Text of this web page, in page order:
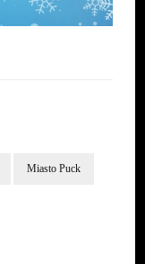
Miasto Puck